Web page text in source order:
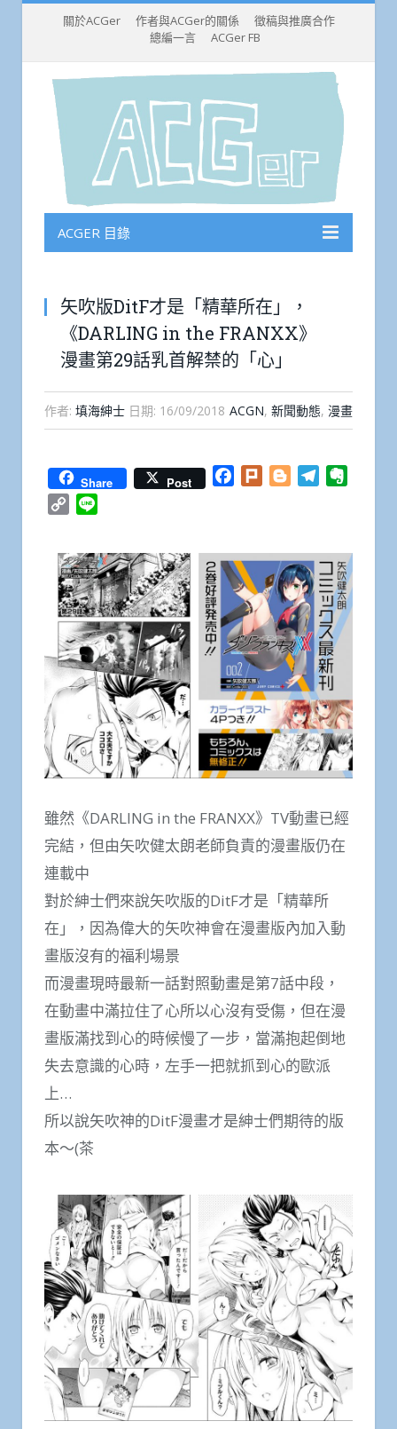
關於ACGer 作者與ACGer的關係
徵稿與推廣合作
總編一言
ACGer FB
ACGER 目錄
矢吹版DitF才是「精華所在」，
《DARLING in the FRANXX》
漫畫第29話乳首解禁的「心」
作者: 填海紳士 日期: 16/09/2018 ACGN, 新聞動態, 漫畫
Share Post Facebook
Plurk BloggerTelegram
Copy
雖然《DARLING in the FRANXX》TV動畫已經
完結，但由矢吹健太朗老師負責的漫畫版仍在
連載中
對於紳士們來說矢吹版的DitF才是「精華所
在」，因為偉大的矢吹神會在漫畫版內加入動
畫版沒有的福利場景
而漫畫現時最新一話對照動畫是第7話中段，
在動畫中滿拉住了心所以心沒有受傷，但在漫
畫版滿找到心的時候慢了一步，當滿抱起倒地
失去意識的心時，左手一把就抓到心的歐派
上…
所以說矢吹神的DitF漫畫才是紳士們期待的版
本～(茶